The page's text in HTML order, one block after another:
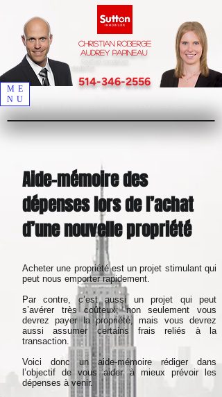
résidentiel
514-346-2556
Christian Roberge
Audrey Papineau
ME
NU
Aide-mémoire des
dépenses lors de l’achat
d’une nouvelle propriété
Acheter une propriété est un projet stimulant qui
peut nous emporter rapidement.
Par contre, c’est aussi un projet qui peut
s’avérer très coûteux; non seulement vous
devrez payer la propriété, mais vous devrez
aussi assumer certains frais reliés à la
transaction.
Voici donc un aide-mémoire rédiger dans
l’objectif de vous aider à mieux prévoir les
dépenses à venir.